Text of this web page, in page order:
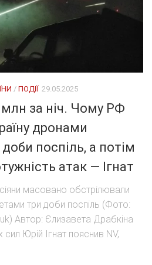
/ ПОДІЇ 29.05.2025
за ніч. Чому РФ
дронами
поспіль, а потім
атак — Ігнат
масовано обстрілювали
три доби поспіль (Фото:
Автор: Єлизавета Драбкіна
Юрій Ігнат пояснив NV,